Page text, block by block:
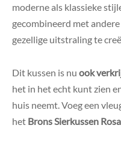
moderne als klassieke
gecombineerd met
gezellige uitstraling te
Dit kussen is nu ook
het in het echt kunt zien
huis neemt. Voeg een
het Brons Sierkussen